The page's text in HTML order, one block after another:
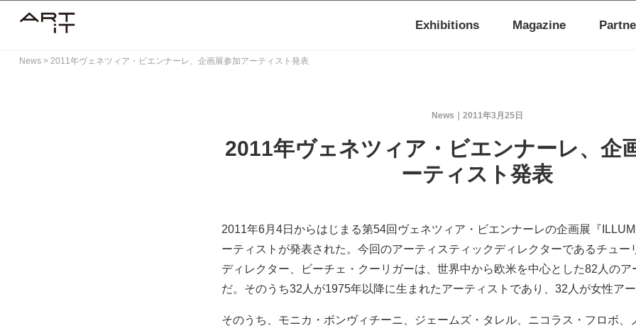
Exhibitions Magazine
News > 2011年ヴェネツィア・ビエンナーレ、企画展参加アーティスト発表
2011年3月25日
News
2011年ヴェネツィア・ビエンナーレ、企
ーティスト発表
2011年6月4日からはじまる第54回ヴェネツィア・ビエンナーレの企画展『
ーティストが発表された。今回のアーティスティックディレクターであるチュー
ディレクター、ビーチェ・クーリガーは、世界中から欧米を中心とした82人のア
だ。そのうち32人が1975年以降に生まれたアーティストであり、32人が女性アー
そのうち、モニカ・ボンヴィチーニ、ジェームズ・タレル、ニコラス・フロボ、